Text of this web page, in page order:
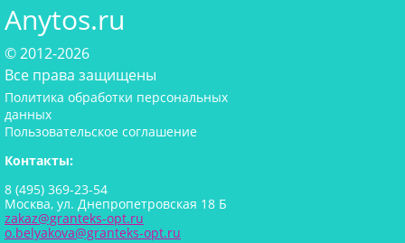
Anytos.ru
© 2012-2026
Все права защищены
Политика обработки персональных
данных
Пользовательское соглашение
Контакты:
8 (495) 369-23-54
Москва, ул. Днепропетровская 18 Б
zakaz@granteks-opt.ru
o.belyakova@granteks-opt.ru